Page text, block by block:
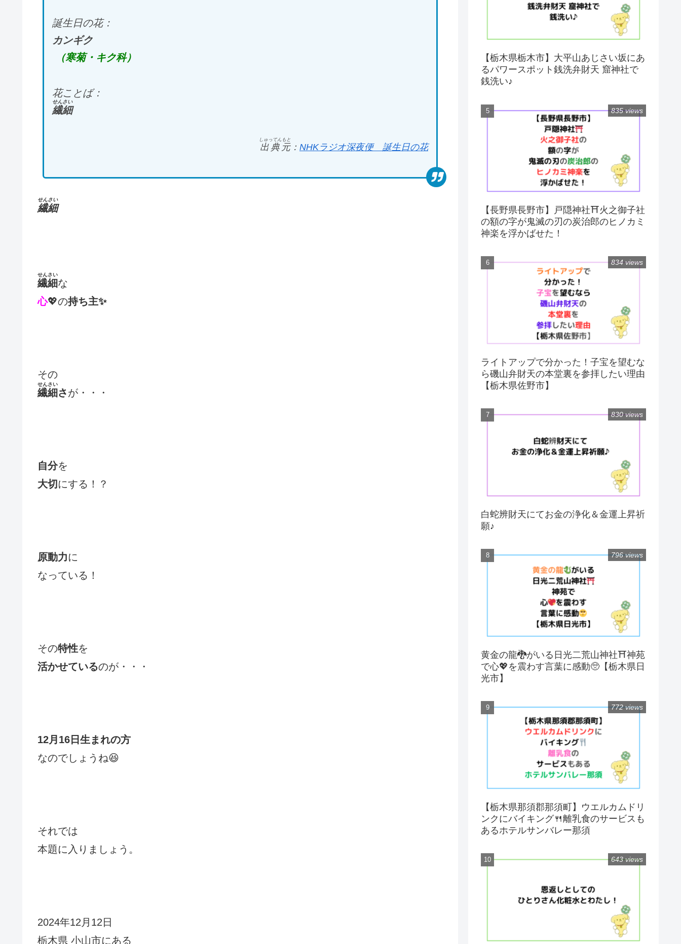
誕生日の花：
カンギク
（寒菊・キク科）
花ことば：
繊細
せんさい
出典元
しゅってんもと
： NHKラジオ深夜便 誕生日の花
繊細
せんさい
繊細
せんさい
な
心💖の持ち主✨
その
繊細
せんさい
さが・・・
自分を
大切 にする！？
原動力に
なっている！
その特性を
活かせているのが・・・
12月16日生まれの方
なのでしょうね😆
それでは
本題に入りましょう。
2024年12月12日
栃木県 小山市にある
【栃木県栃木市】大平山あじさい坂にあ
るパワースポット銭洗弁財天 窟神社で
銭洗い♪
【長野県長野市】戸隠神社⛩火之御子社
の額の字が鬼滅の刃の炭治郎のヒノカミ
神楽を浮かばせた！
835 views
ライトアップで分かった！子宝を望むな
ら磯山弁財天の本堂裏を参拝したい理由
【栃木県佐野市】
834 views
白蛇辨財天にてお金の浄化＆金運上昇祈
願♪
830 views
黄金の龍🐉がいる日光二荒山神社⛩神苑
で心💖を震わす言葉に感動🥺【栃木県日
光市】
796 views
【栃木県那須郡那須町】ウエルカムドリ
ンクにバイキング🍴離乳食のサービスも
あるホテルサンバレー那須
772 views
643 views